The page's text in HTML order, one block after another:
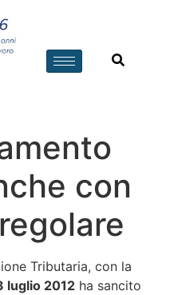
con
Tributaria, con la
luglio 2012 ha sancito